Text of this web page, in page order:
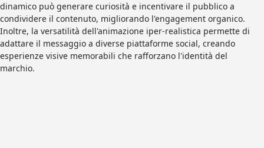
dinamico può generare curiosità e incentivare il pubblico a
condividere il contenuto, migliorando l'engagement organico.
Inoltre, la versatilità dell'animazione iper-realistica permette di
adattare il messaggio a diverse piattaforme social, creando
esperienze visive memorabili che rafforzano l'identità del
marchio.